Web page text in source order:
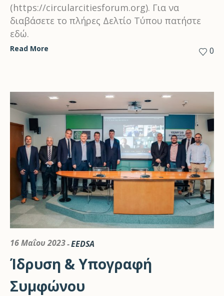
(https://circularcitiesforum.org). Για να
διαβάσετε το πλήρες Δελτίο Τύπου πατήστε
εδώ.
0
Read More
16 Μαΐου 2023 EEDSA
Ίδρυση & Υπογραφή
Συμφώνου